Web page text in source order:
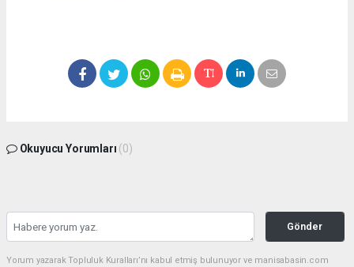
Okuyucu Yorumları (0)
Gönder
Yorum yazarak Topluluk Kuralları’nı kabul etmiş bulunuyor ve manisabasin.com